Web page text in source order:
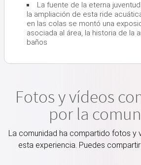
La fuente de la eterna
la ampliación de esta ride
en las colas se montó una
asociada al área, la historia de la
baños
Fotos y vídeos
por la
La comunidad ha compartido fotos y
esta experiencia. Puedes